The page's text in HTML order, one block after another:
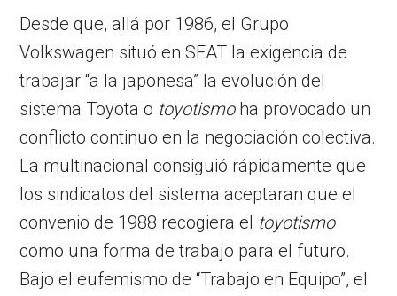
Desde que, allá por 1986, el Grupo
Volkswagen situó en SEAT la exigencia de
trabajar “a la japonesa” la evolución del
sistema Toyota o toyotismoha provocado un
conflicto continuo en la negociación colectiva.
La multinacional consiguió rápidamente que
los sindicatos del sistema aceptaran que el
convenio de 1988 recogiera el toyotismo
como una forma de trabajo para el futuro.
Bajo el eufemismo de “Trabajo en Equipo”, el